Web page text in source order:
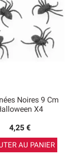
Noires 9 Cm
X4
4,25 €
AU PANIER